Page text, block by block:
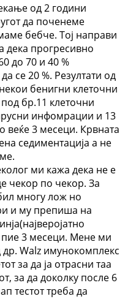
од 2 години
да поченеме
бебче. Тој направи
прогресивно
до 70 и 40 %
се 20 %. Резултати од
бенигни клеточни
бр.11 клеточни
инфомрации и 13
3 месеци. Крвната
седиментација а не
ми кажа дека не е
чекор по чекор. За
многу лож но
и му препиша на
пие 3 месеци. Мене ми
Walz имунокомплекс
за да ја отрасни таа
за да доколку после 6
тестот треба да